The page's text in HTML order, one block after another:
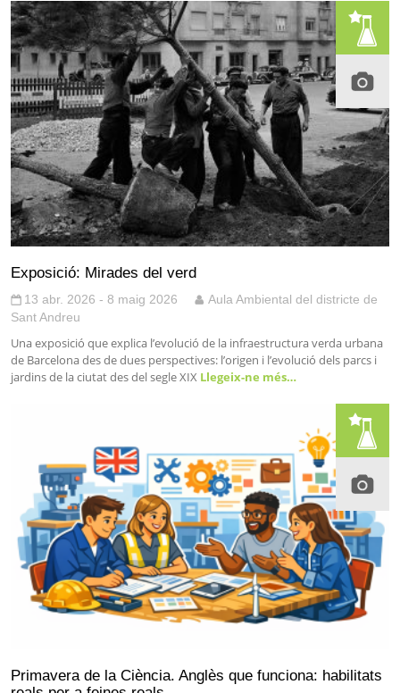
Exposició: Mirades del verd
13 abr. 2026 - 8 maig 2026
Aula Ambiental del districte de
Sant Andreu
Una exposició que explica l’evolució de la infraestructura verda urbana
de Barcelona des de dues perspectives: l’origen i l’evolució dels parcs i
jardins de la ciutat des del segle XIX Llegeix-ne més…
Primavera de la Ciència. Anglès que funciona: habilitats